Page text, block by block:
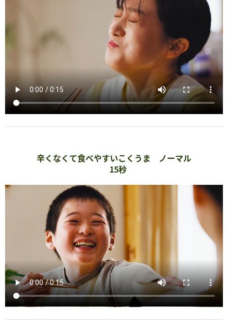
辛くなくて食べやすいこくうま ノーマル
15秒